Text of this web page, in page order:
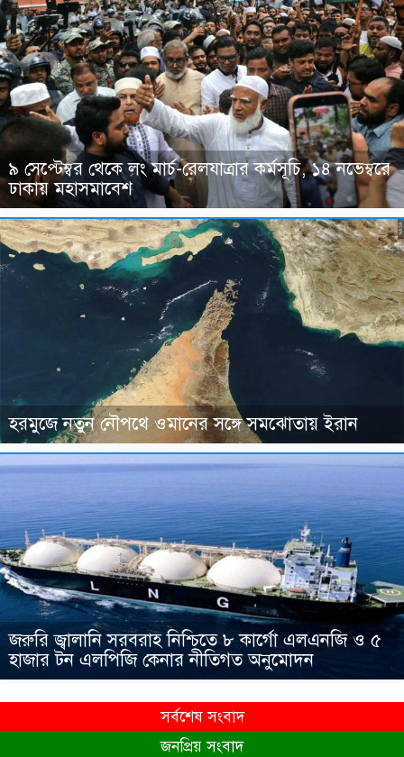
৯ সেপ্টেম্বর থেকে লং মার্চ-রেলযাত্রার কর্মসূচি, ১৪ নভেম্বরে
ঢাকায় মহাসমাবেশ
হরমুজে নতুন নৌপথে ওমানের সঙ্গে সমঝোতায় ইরান
জরুরি জ্বালানি সরবরাহ নিশ্চিতে ৮ কার্গো এলএনজি ও ৫
হাজার টন এলপিজি কেনার নীতিগত অনুমোদন
সর্বশেষ সংবাদ
জনপ্রিয় সংবাদ